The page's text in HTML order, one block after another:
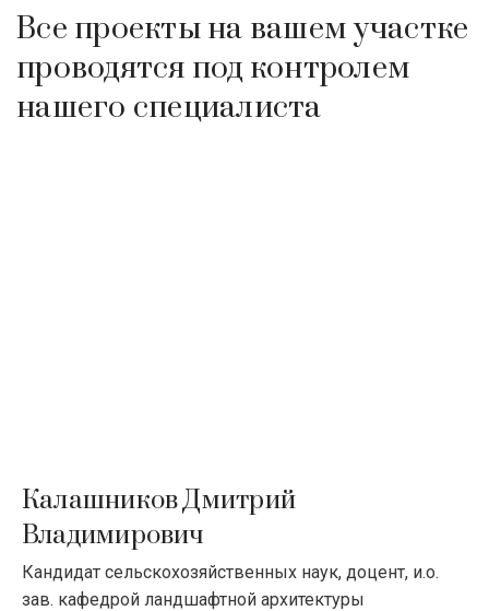
Все проекты на вашем участке
проводятся под контролем
нашего специалиста
Калашников Дмитрий
Владимирович
Кандидат сельскохозяйственных наук, доцент, и.о.
зав. кафедрой ландшафтной архитектуры